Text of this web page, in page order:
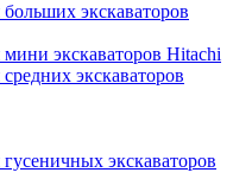
больших экскаваторов
мини экскаваторов Hitachi
экскаваторов
гусеничных экскаваторов